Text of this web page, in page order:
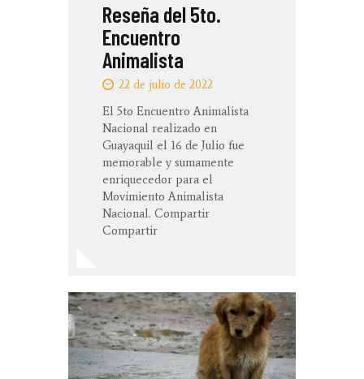
Reseña del 5to.
Encuentro
Animalista
22 de julio de 2022
El 5to Encuentro Animalista
Nacional realizado en
Guayaquil el 16 de Julio fue
memorable y sumamente
enriquecedor para el
Movimiento Animalista
Nacional. Compartir
Compartir